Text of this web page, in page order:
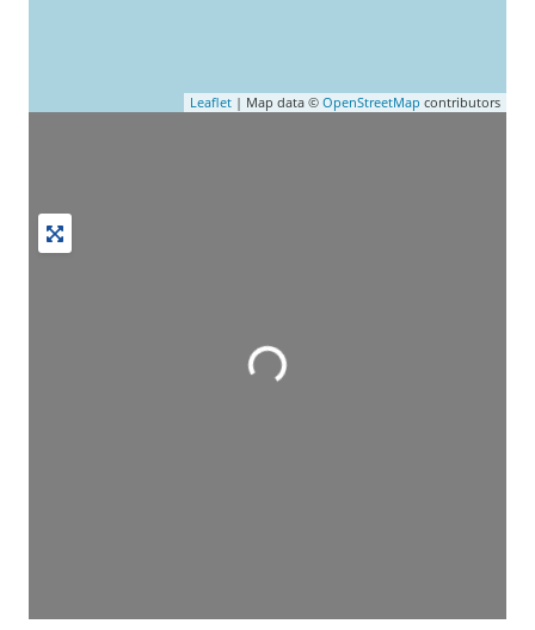
Leaflet | Map data © OpenStreetMap contributors
Wird geladen …